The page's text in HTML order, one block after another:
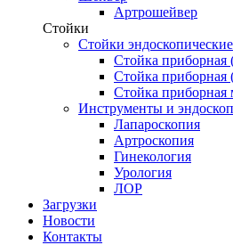
Артрошейвер
Стойки
Стойки эндоскопические
Стойка приборная
Стойка приборная
Стойка приборная
Инструменты и
Лапароскопия
Артроскопия
Гинекология
Урология
ЛОР
Загрузки
Новости
Контакты